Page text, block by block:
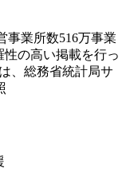
事業所数516万事業
性の高い掲載を行っ
、総務省統計局サ